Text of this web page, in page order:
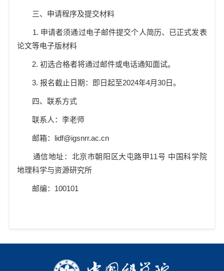
三、申请程序及提交材料
1. 申请者须通过电子邮件提交个人简历、已正式发表
论文等电子版材料
2.初选合格者将通过邮件或电话通知面试。
3.报名截止日期：即日起至2024年4月30日。
四、联系方式
联系人：李老师
邮箱： lidf@igsnrr.ac.cn
通信地址：北京市朝阳区大屯路甲11号 中国科学院
地理科学与资源研究所
邮编： 100101